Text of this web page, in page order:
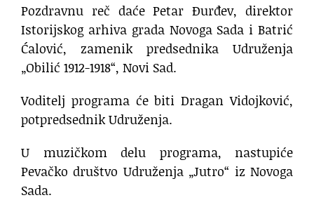
Pozdravnu reč daće Petar Đurđev, direktor
Istorijskog arhiva grada Novoga Sada i Batrić
Ćalović, zamenik predsednika Udruženja
„Obilić 1912-1918“, Novi Sad.
Voditelj programa će biti Dragan Vidojković,
potpredsednik Udruženja.
U muzičkom delu programa, nastupiće
Pevačko društvo Udruženja „Jutro“ iz Novoga
Sada.